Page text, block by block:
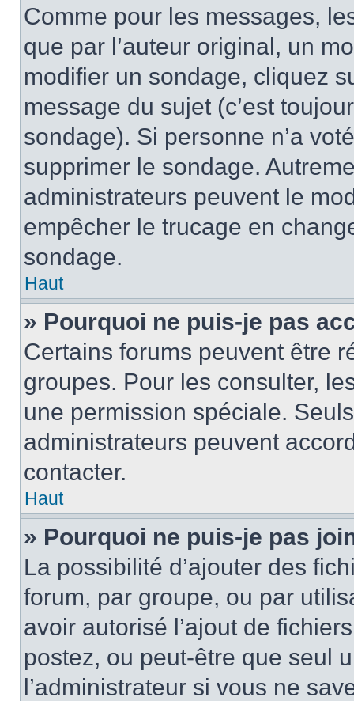
Comme pour les messages,
que par l’auteur original, un
modifier un sondage, cliquez
message du sujet (c’est
sondage). Si personne n’a
supprimer le sondage.
administrateurs peuvent le
empêcher le trucage en
sondage.
Haut
» Pourquoi ne puis-je pas
Certains forums peuvent être
groupes. Pour les consulter,
une permission spéciale.
administrateurs peuvent
contacter.
Haut
» Pourquoi ne puis-je pas
La possibilité d’ajouter des
forum, par groupe, ou par
avoir autorisé l’ajout de
postez, ou peut-être que seul
l’administrateur si vous ne